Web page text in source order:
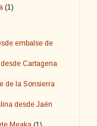
(1)
embalse de
Cartagena
de la Sonsierra
desde Jaén